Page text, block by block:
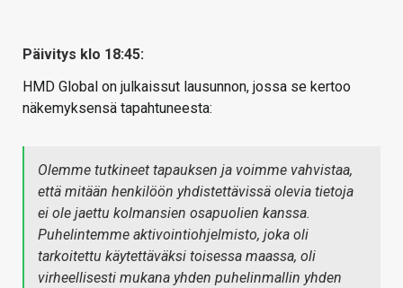
Päivitys klo 18:45:
HMD Global on julkaissut lausunnon, jossa se kertoo
näkemyksensä tapahtuneesta:
Olemme tutkineet tapauksen ja voimme vahvistaa,
että mitään henkilöön yhdistettävissä olevia tietoja
ei ole jaettu kolmansien osapuolien kanssa.
Puhelintemme aktivointiohjelmisto, joka oli
tarkoitettu käytettäväksi toisessa maassa, oli
virheellisesti mukana yhden puhelinmallin yhden